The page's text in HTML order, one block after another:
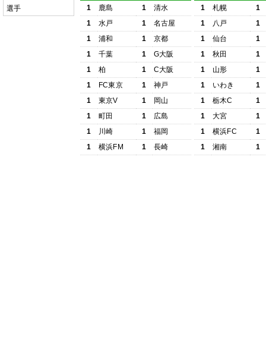
選手
1 鹿島 1
清水
1
水戸 1
名古屋
1
浦和 1
京都
1
千葉 1
G大阪
1
柏 1
C大阪
1
FC東京 1
神戸
1
東京V 1
岡山
1
町田 1
広島
1
川崎 1
福岡
1
横浜FM 1 長崎
1 札幌
1
1
八戸
1
1
仙台
1
1
秋田
1
1
山形
1
1
いわき
1
1
栃木C
1
1
大宮
1
1
横浜FC
1
1
湘南 1